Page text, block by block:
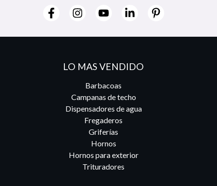
LO MAS VENDIDO
Barbacoas
Campanas de techo
Dispensadores de agua
Fregaderos
Griferías
Hornos
Hornos para exterior
Trituradores